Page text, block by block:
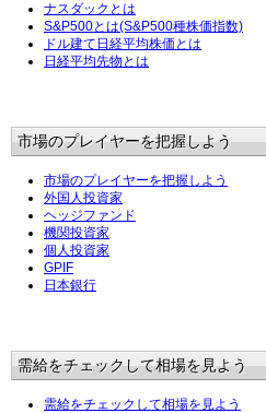
ナスダックとは
S&P500とは(S&P500種株価指数)
ドル建て日経平均株価とは
日経平均先物とは
市場のプレイヤーを把握しよう
市場のプレイヤーを把握しよう
外国人投資家
ヘッジファンド
機関投資家
個人投資家
GPIF
日本銀行
需給をチェックして相場を見よう
需給をチェックして相場を見よう